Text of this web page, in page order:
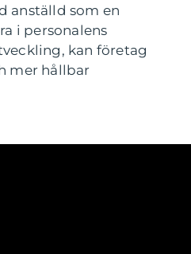
anställd som en
i personalens
kan företag
mer hållbar